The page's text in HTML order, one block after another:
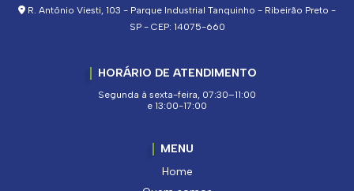
R. Antônio Viesti, 103 - Parque Industrial Tanquinho - Ribeirão Preto -
SP - CEP: 14075-660
HORÁRIO DE ATENDIMENTO
Segunda à sexta-feira, 07:30–11:00
e 13:00-17:00
MENU
Home